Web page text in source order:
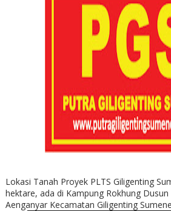
Lokasi Tanah Proyek PLTS Giligenting
hektare, ada di Kampung Rokhung
Aenganyar Kecamatan Giligenting